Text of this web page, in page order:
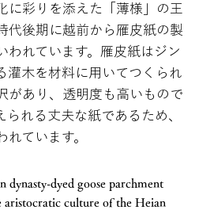
に彩りを添えた「薄様」の王
代後期に越前から雁皮紙の製
われています。雁皮紙はジン
灌木を材料に用いてつくられ
があり、透明度も高いもので
られる丈夫な紙であるため、
ています。
dynasty-dyed goose parchment
aristocratic culture of the Heian